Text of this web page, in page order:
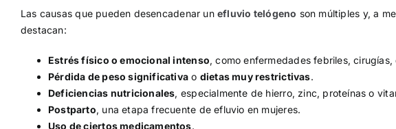
Las causas que pueden desencadenar un efluvio telógeno son múltiples y, a
destacan:
Estrés físico o emocional intenso, como enfermedades febriles,
Pérdida de peso significativa o dietas muy restrictivas.
Deficiencias nutricionales, especialmente de hierro, zinc, proteínas o
Postparto, una etapa frecuente de efluvio en mujeres.
Uso de ciertos medicamentos.